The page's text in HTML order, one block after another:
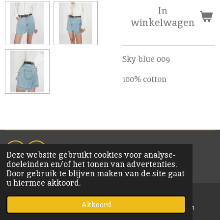
Deze website gebruikt cookies voor analyse-
doeleinden en/of het tonen van advertenties.
Door gebruik te blijven maken van de site gaat
u hiermee akkoord.
Akkoord
In
winkelwagen
Sky blue 009
100% cotton
F
a
c
e
o
I
n
s
t
r
© 2020 KiM Bornem
Kaart Instagram